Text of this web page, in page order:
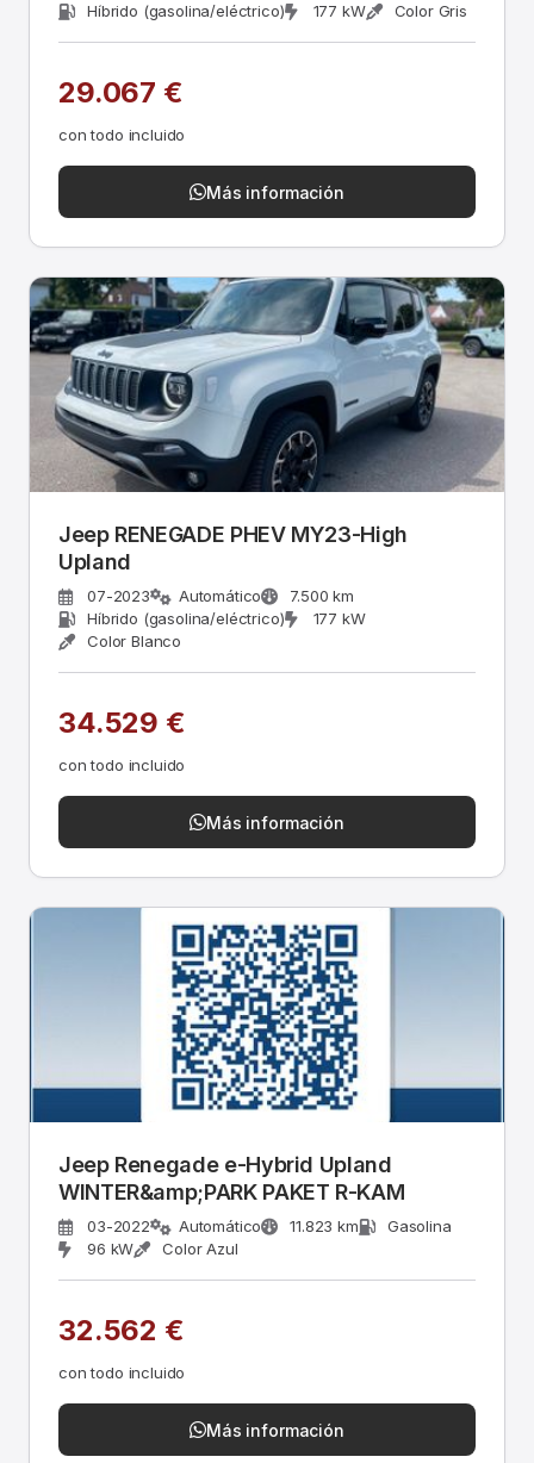
Híbrido (gasolina/eléctrico)
177 kW Color Gris
29.067 €
con todo incluido
Más información
Jeep RENEGADE PHEV MY23-High
Upland
07-2023 Automático
7.500 km
Híbrido (gasolina/eléctrico)
177 kW
Color Blanco
34.529 €
con todo incluido
Más información
Jeep Renegade e-Hybrid Upland
WINTER&amp;PARK PAKET R-KAM
03-2022 Automático 11.823 km
Gasolina
96 kW
Color Azul
32.562 €
con todo incluido
Más información